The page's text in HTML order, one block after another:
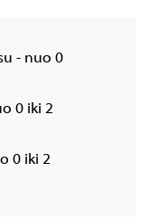
- nuo 0
0 iki 2
0 iki 2